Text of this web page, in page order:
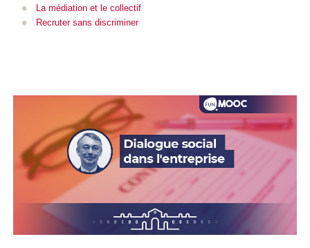
La médiation et le collectif
Recruter sans discriminer